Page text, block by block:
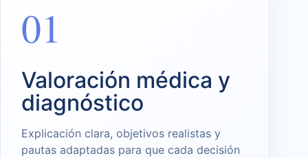
01
Valoración médica y
diagnóstico
Explicación clara, objetivos realistas y
pautas adaptadas para que cada decisión